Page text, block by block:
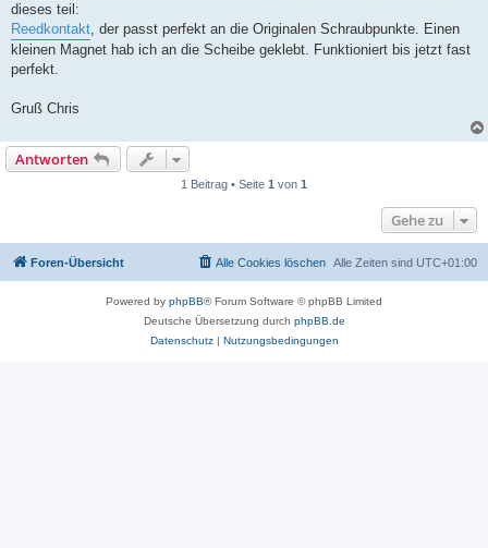
dieses teil:
Reedkontakt, der passt perfekt an die Originalen Schraubpunkte. Einen
kleinen Magnet hab ich an die Scheibe geklebt. Funktioniert bis jetzt fast
perfekt.
Gruß Chris
Antworten
1 Beitrag • Seite 1 von 1
Gehe zu
Foren-Übersicht Alle Zeiten sind UTC+01:00
Alle Cookies löschen
Powered by phpBB® Forum Software © phpBB Limited
Deutsche Übersetzung durch phpBB.de
Datenschutz| Nutzungsbedingungen